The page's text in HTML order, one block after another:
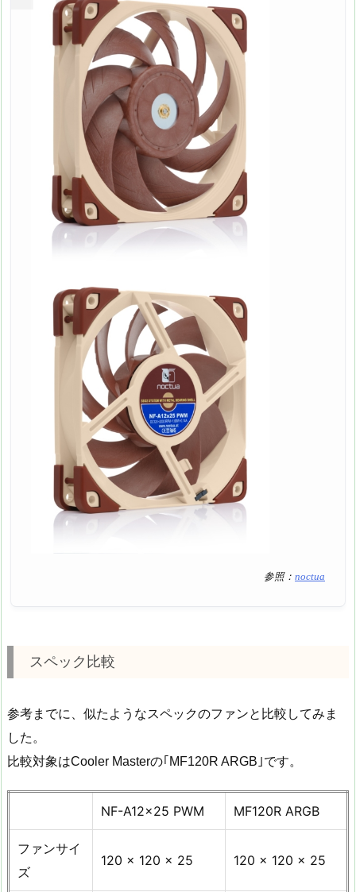
参照： noctua
スペック比較
参考までに、似たようなスペックのファンと比較してみま
した。
比較対象はCooler Masterの｢MF120R ARGB｣です。
NF-A12x25 PWM MF120R ARGB
ファンサイ
ズ
120 x 120 x 25 120 x 120 x 25